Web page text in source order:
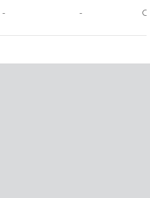
- -